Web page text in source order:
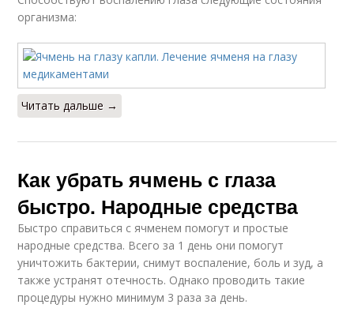
организма:
Читать дальше →
Как убрать ячмень с глаза
быстро. Народные средства
Быстро справиться с ячменем помогут и простые
народные средства. Всего за 1 день они помогут
уничтожить бактерии, снимут воспаление, боль и зуд, а
также устранят отечность. Однако проводить такие
процедуры нужно минимум 3 раза за день.